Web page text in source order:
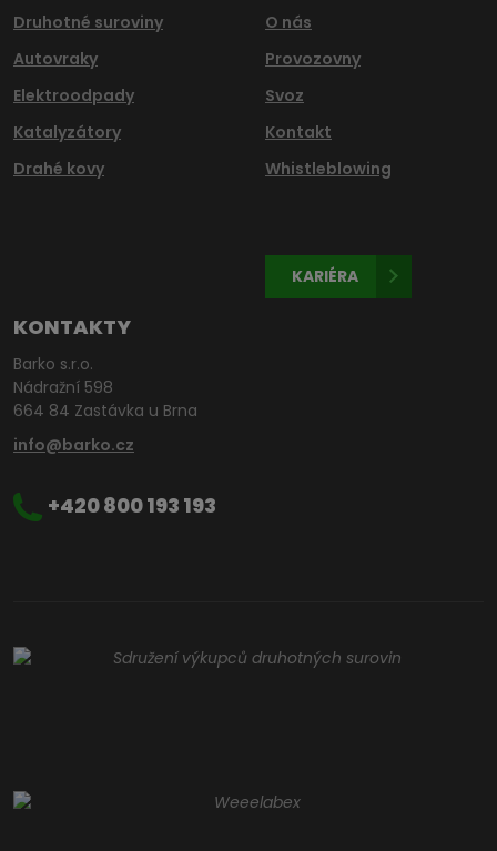
Druhotné suroviny
Autovraky
Elektroodpady
Katalyzátory
Drahé kovy
O nás
Provozovny
Svoz
Kontakt
Whistleblowing
KARIÉRA
KONTAKTY
Barko s.r.o.
Nádražní 598
664 84 Zastávka u Brna
info@barko.cz
+420 800 193 193